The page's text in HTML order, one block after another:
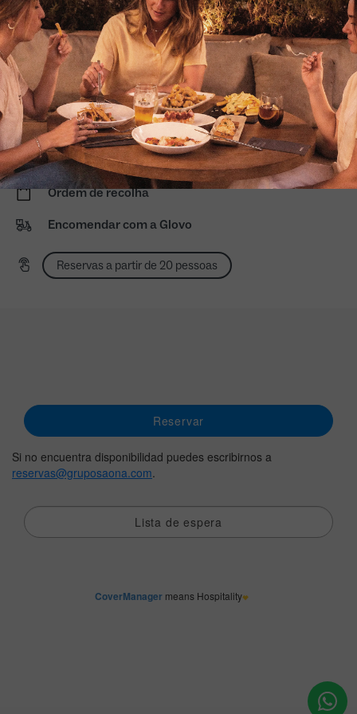
Mediodía de lunes a domingo: 13:00 a 16:30
Sexta e sábado à noite: 20:00 a 0:00
Terraço exterior
Terraço coberto
Animais de estimação no terraço exterior
Acesso às nossas cartas adaptadas
Ordem de recolha
Encomendar com a Glovo
Reservas a partir de 20 pessoas